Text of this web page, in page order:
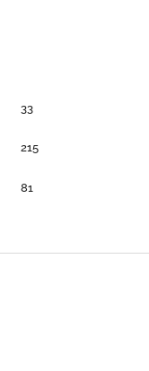
33
215
81